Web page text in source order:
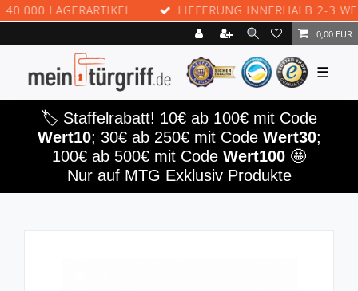
LAGERARTIKEL LIEFERUNG INNERHALB 2-3
0,00 EUR
☰
🏷️ Staffelrabatt! 10€ ab 100€ mit Code
Wert10; 30€ ab 250€ mit Code Wert30;
100€ ab 500€ mit Code Wert100 🤩
Nur auf MTG Exklusiv Produkte